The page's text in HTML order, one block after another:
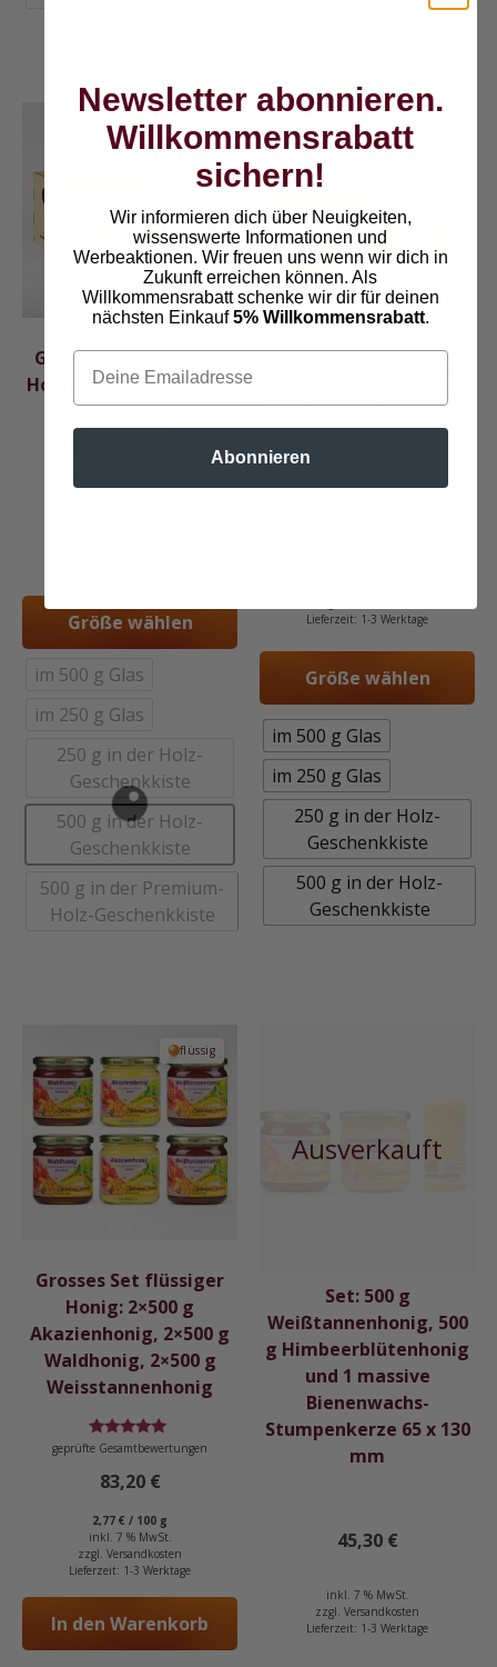
würzig
Grosses Set „Würzige
Honigsorten“ 6 x Honig
von 5
47,15
Größe wählen
weist
mehrere
Varianten
auf.
Optionen
auf
der
Produktseite
gewählt
im 500 g Glas
im 250 g Glas
250 g in der Holz-
Geschenkkiste
500 g in der Holz-
Geschenkkiste
500 g in der Premium-
Holz-Geschenkkiste
würzig
Lieferzeit: 1-3 Werktage
Größe wählen
Dieses
Produkt
weist
mehrere
Varianten
auf.
Die
Optionen
können
auf
Produktseite
gewählt
werden
im 500 g Glas
im 250 g Glas
250 g in der Holz-
Geschenkkiste
500 g in der Holz-
Geschenkkiste
flüssig
Grosses Set flüssiger
Honig: 2×500 g
Akazienhonig, 2×500 g
Waldhonig, 2×500 g
Weisstannenhonig
Bewertet
5.00
von 5
geprüfte Gesamtbewertungen
83,20 €
2,77 € / 100 g
inkl. 7 % MwSt.
zzgl. Versandkosten
Lieferzeit: 1-3 Werktage
In den Warenkorb
Set: 500 g
Weißtannenhonig, 500
g Himbeerblütenhonig
und 1 massive
Bienenwachs-
Stumpenkerze 65 x 130
mm
45,30 €
inkl. 7 % MwSt.
zzgl. Versandkosten
Lieferzeit: 1-3 Werktage
Newsletter abonnieren.
Willkommensrabatt
sichern!
Wir informieren dich über Neuigkeiten,
wissenswerte Informationen und
Werbeaktionen. Wir freuen uns wenn wir dich in
Zukunft erreichen können. Als
Willkommensrabatt schenke wir dir für deinen
nächsten Einkauf5% Willkommensrabatt.
Abonnieren